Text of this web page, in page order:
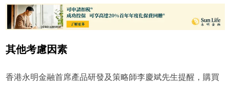
其他考慮因素
香港永明金融首席產品研發及策略師李慶斌先生提醒，購買